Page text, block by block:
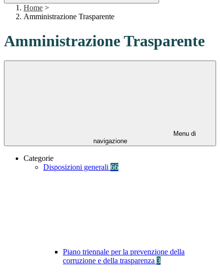
Home >
Amministrazione Trasparente
Amministrazione Trasparente
Menu di
navigazione
Categorie
Disposizioni generali 66
Piano triennale per la prevenzione della
corruzione e della trasparenza 3